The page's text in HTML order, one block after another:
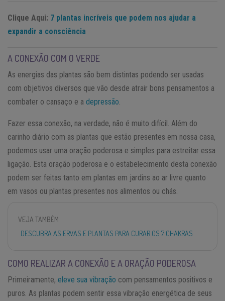
Clique Aqui: 7 plantas incríveis que podem nos ajudar a
expandir a consciência
A CONEXÃO COM O VERDE
As energias das plantas são bem distintas podendo ser usadas
com objetivos diversos que vão desde atrair bons pensamentos a
combater o cansaço e a depressão
Fazer essa conexão, na verdade, não é muito difícil. Além do
carinho diário com as plantas que estão presentes em nossa casa,
podemos usar uma oração poderosa e simples para estreitar essa
ligação. Esta oração poderosa e o estabelecimento desta conexão
podem ser feitas tanto em plantas em jardins ao ar livre quanto
em vasos ou plantas presentes nos alimentos ou chás.
VEJA TAMBÉM
DESCUBRA AS ERVAS E PLANTAS PARA CURAR OS 7 CHAKRAS
COMO REALIZAR A CONEXÃO E A ORAÇÃO PODEROSA
Primeiramente, eleve sua vibração com pensamentos positivos e
puros. As plantas podem sentir essa vibração energética de seus